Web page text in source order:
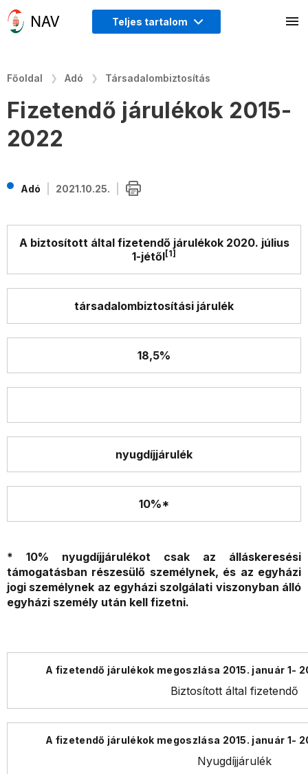
Teljes tartalom
Főoldal Adó Társadalombiztosítás
Fizetendő járulékok 2015-
2022
Adó 2021.10.25.
A biztosított által fizetendő járulékok 2020. július
1-jétől[1]
társadalombiztosítási járulék
18,5%
nyugdíjjárulék
10%*
* 10% nyugdíjjárulékot csak az álláskeresési
támogatásban részesülő személynek, és az egyházi
jogi személynek az egyházi szolgálati viszonyban álló
egyházi személy után kell fizetni.
Biztosított által fizetendő
Nyugdíjjárulék